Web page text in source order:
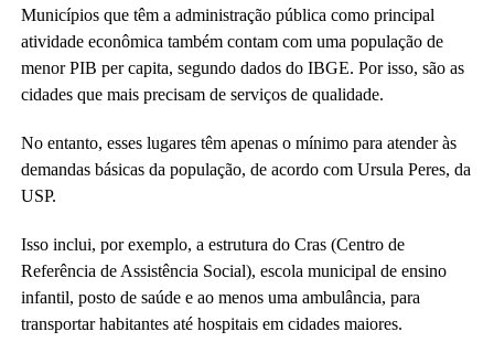
Municípios que têm a administração pública como principal
atividade econômica também contam com uma população de
menor PIB per capita, segundo dados do IBGE. Por isso, são as
cidades que mais precisam de serviços de qualidade.
No entanto, esses lugares têm apenas o mínimo para atender às
demandas básicas da população, de acordo com Ursula Peres, da
USP.
Isso inclui, por exemplo, a estrutura do Cras (Centro de
Referência de Assistência Social), escola municipal de ensino
infantil, posto de saúde e ao menos uma ambulância, para
transportar habitantes até hospitais em cidades maiores.